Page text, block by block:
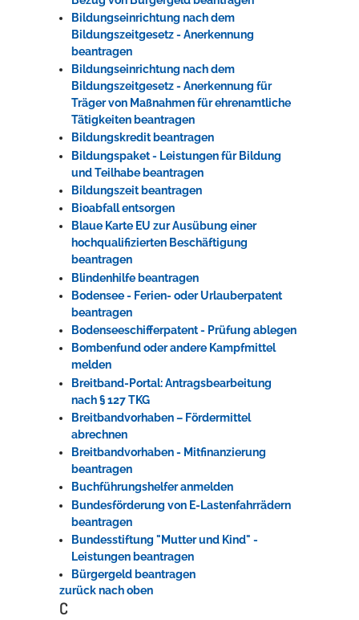
Bildungseinrichtung nach dem
Bildungszeitgesetz - Anerkennung
beantragen
Bildungseinrichtung nach dem
Bildungszeitgesetz - Anerkennung für
Träger von Maßnahmen für ehrenamtliche
Tätigkeiten beantragen
Bildungskredit beantragen
Bildungspaket - Leistungen für Bildung
und Teilhabe beantragen
Bildungszeit beantragen
Bioabfall entsorgen
Blaue Karte EU zur Ausübung einer
hochqualifizierten Beschäftigung
beantragen
Blindenhilfe beantragen
Bodensee - Ferien- oder Urlauberpatent
beantragen
Bodenseeschifferpatent - Prüfung ablegen
Bombenfund oder andere Kampfmittel
melden
Breitband-Portal: Antragsbearbeitung
nach § 127 TKG
Breitbandvorhaben – Fördermittel
abrechnen
Breitbandvorhaben - Mitfinanzierung
beantragen
Buchführungshelfer anmelden
Bundesförderung von E-Lastenfahrrädern
beantragen
Bundesstiftung "Mutter und Kind" -
Leistungen beantragen
Bürgergeld beantragen
zurück nach oben
C